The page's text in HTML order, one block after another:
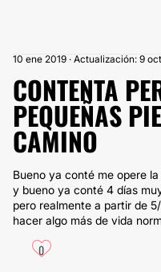
10 ene 2019 · Actualización: 9
CONTENTA
PEQUEÑAS
CAMINO
Bueno ya conté me opere
y bueno ya conté 4 días
pero realmente a partir de
hacer algo más de vida
0